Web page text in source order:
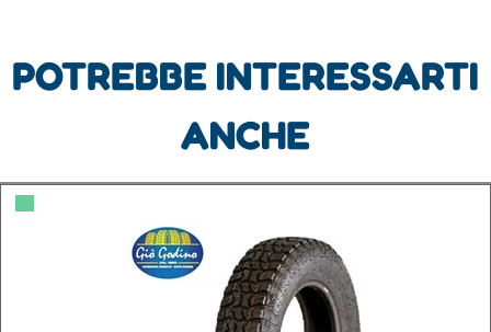
POTREBBE INTERESSARTI
ANCHE
▀